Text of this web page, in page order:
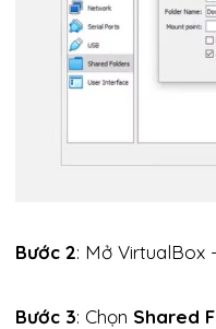
Bước 2: Mở VirtualBox
Bước 3: Chọn Shared